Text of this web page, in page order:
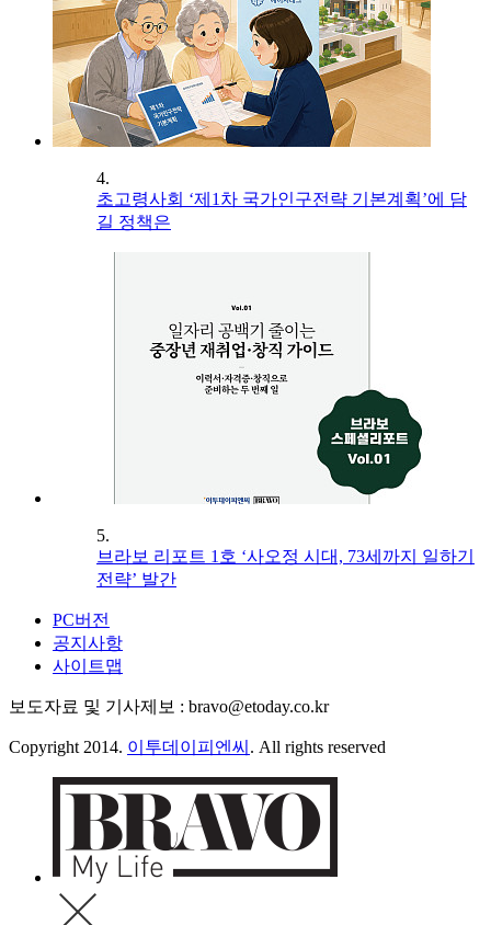
4.
초고령사회 ‘제1차 국가인구전략 기본계획’에 담
길 정책은
5.
브라보 리포트 1호 ‘사오정 시대, 73세까지 일하기
전략’ 발간
PC버전
공지사항
사이트맵
보도자료 및 기사제보 : bravo@etoday.co.kr
Copyright 2014. 이투데이피엔씨 . All rights reserved